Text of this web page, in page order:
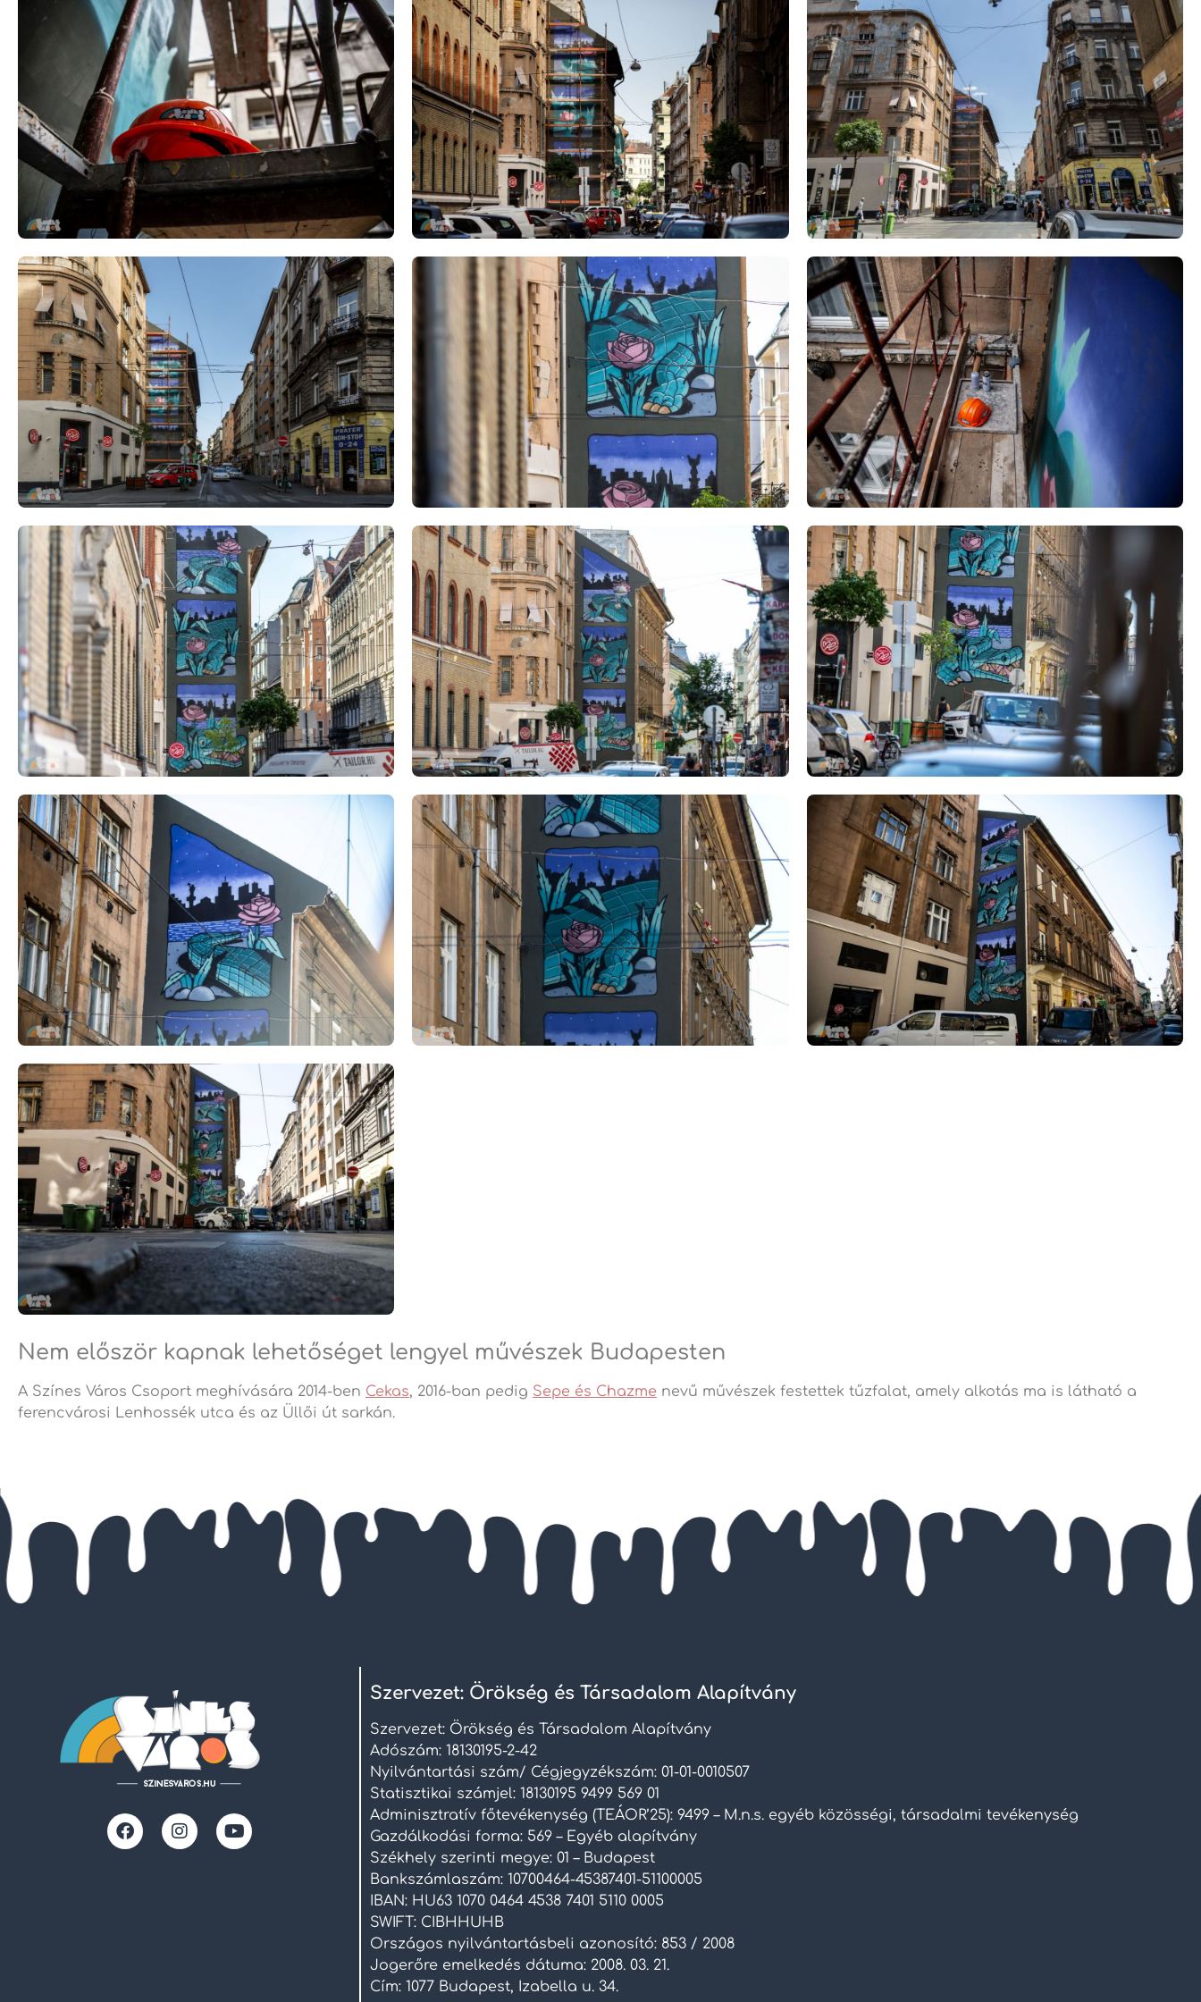
Nem először kapnak lehetőséget lengyel művészek Budapesten
A Színes Város Csoport meghívására 2014-ben Cekas, 2016-ban pedig Sepe és Chazme nevű művészek festettek tűzfalat, amely alkotás ma is látható a
ferencvárosi Lenhossék utca és az Üllői út sarkán.
Szervezet: Örökség és Társadalom Alapítvány
Szervezet: Örökség és Társadalom Alapítvány
Adószám: 18130195-2-42
Nyilvántartási szám/ Cégjegyzékszám: 01-01-0010507
Statisztikai számjel: 18130195 9499 569 01
Adminisztratív főtevékenység (TEÁOR’25): 9499 – M.n.s. egyéb közösségi, társadalmi tevékenység
Gazdálkodási forma: 569 – Egyéb alapítvány
Székhely szerinti megye: 01 – Budapest
Bankszámlaszám: 10700464-45387401-51100005
IBAN: HU63 1070 0464 4538 7401 5110 0005
SWIFT: CIBHHUHB
Országos nyilvántartásbeli azonosító: 853 / 2008
Jogerőre emelkedés dátuma: 2008. 03. 21.
Cím: 1077 Budapest, Izabella u. 34.